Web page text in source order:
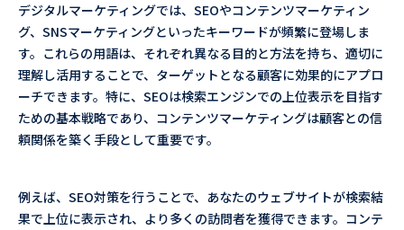
デジタルマーケティングでは、SEOやコンテンツマーケティン
グ、SNSマーケティングといったキーワードが頻繁に登場しま
す。これらの用語は、それぞれ異なる目的と方法を持ち、適切に
理解し活用することで、ターゲットとなる顧客に効果的にアプロ
ーチできます。特に、SEOは検索エンジンでの上位表示を目指す
ための基本戦略であり、コンテンツマーケティングは顧客との信
頼関係を築く手段として重要です。
例えば、SEO対策を行うことで、あなたのウェブサイトが検索結
果で上位に表示され、より多くの訪問者を獲得できます。コンテ